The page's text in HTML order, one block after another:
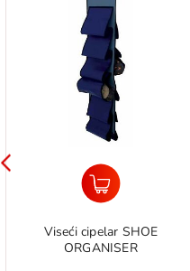
Viseći cipelar SHOE
ORGANISER